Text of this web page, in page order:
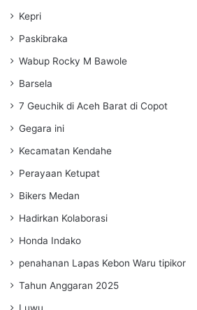
Kepri
Paskibraka
Wabup Rocky M Bawole
Barsela
7 Geuchik di Aceh Barat di Copot
Gegara ini
Kecamatan Kendahe
Perayaan Ketupat
Bikers Medan
Hadirkan Kolaborasi
Honda Indako
penahanan Lapas Kebon Waru tipikor
Tahun Anggaran 2025
Luwu